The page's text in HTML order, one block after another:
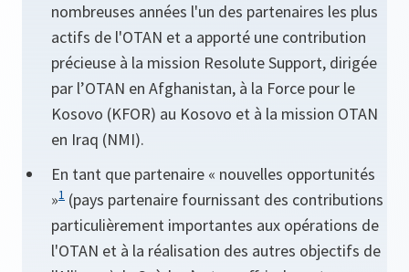
nombreuses années l'un des partenaires les plus
actifs de l'OTAN et a apporté une contribution
précieuse à la mission Resolute Support, dirigée
par l’OTAN en Afghanistan, à la Force pour le
Kosovo (KFOR) au Kosovo et à la mission OTAN
en Iraq (NMI).
En tant que partenaire « nouvelles opportunités
»1 (pays partenaire fournissant des contributions
particulièrement importantes aux opérations de
l'OTAN et à la réalisation des autres objectifs de